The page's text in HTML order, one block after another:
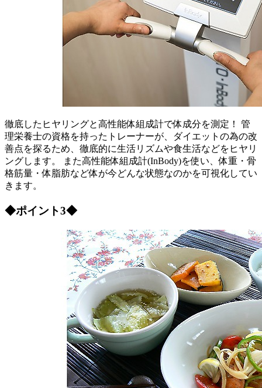
徹底したヒヤリングと高性能体組成計で体成分を測定！ 管
理栄養士の資格を持ったトレーナーが、ダイエットの為の改
善点を探るため、徹底的に生活リズムや食生活などをヒヤリ
ングします。 また高性能体組成計(InBody)を使い、体重・骨
格筋量・体脂肪など体が今どんな状態なのかを可視化してい
きます。
◆ポイント3◆